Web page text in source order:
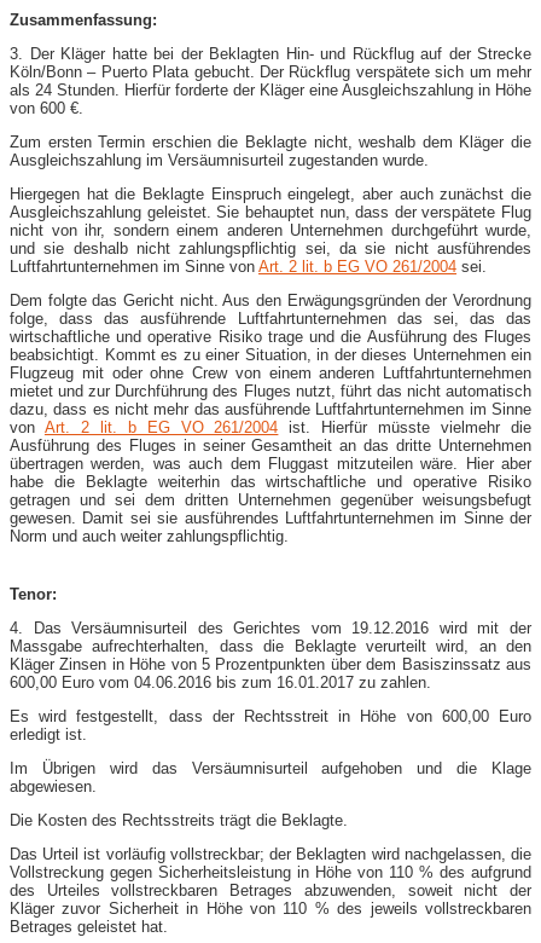
Zusammenfassung:
3. Der Kläger hatte bei der Beklagten Hin- und Rückflug auf der Strecke
Köln/Bonn – Puerto Plata gebucht. Der Rückflug verspätete sich um mehr
als 24 Stunden. Hierfür forderte der Kläger eine Ausgleichszahlung in Höhe
von 600 €.
Zum ersten Termin erschien die Beklagte nicht, weshalb dem Kläger die
Ausgleichszahlung im Versäumnisurteil zugestanden wurde.
Hiergegen hat die Beklagte Einspruch eingelegt, aber auch zunächst die
Ausgleichszahlung geleistet. Sie behauptet nun, dass der verspätete Flug
nicht von ihr, sondern einem anderen Unternehmen durchgeführt wurde,
und sie deshalb nicht zahlungspflichtig sei, da sie nicht ausführendes
Luftfahrtunternehmen im Sinne von Art. 2 lit. b EG VO 261/2004 sei.
Dem folgte das Gericht nicht. Aus den Erwägungsgründen der Verordnung
folge, dass das ausführende Luftfahrtunternehmen das sei, das das
wirtschaftliche und operative Risiko trage und die Ausführung des Fluges
beabsichtigt. Kommt es zu einer Situation, in der dieses Unternehmen ein
Flugzeug mit oder ohne Crew von einem anderen Luftfahrtunternehmen
mietet und zur Durchführung des Fluges nutzt, führt das nicht automatisch
dazu, dass es nicht mehr das ausführende Luftfahrtunternehmen im Sinne
von Art. 2 lit. b EG VO 261/2004 ist. Hierfür müsste vielmehr die
Ausführung des Fluges in seiner Gesamtheit an das dritte Unternehmen
übertragen werden, was auch dem Fluggast mitzuteilen wäre. Hier aber
habe die Beklagte weiterhin das wirtschaftliche und operative Risiko
getragen und sei dem dritten Unternehmen gegenüber weisungsbefugt
gewesen. Damit sei sie ausführendes Luftfahrtunternehmen im Sinne der
Norm und auch weiter zahlungspflichtig.
Tenor:
4. Das Versäumnisurteil des Gerichtes vom 19.12.2016 wird mit der
Massgabe aufrechterhalten, dass die Beklagte verurteilt wird, an den
Kläger Zinsen in Höhe von 5 Prozentpunkten über dem Basiszinssatz aus
600,00 Euro vom 04.06.2016 bis zum 16.01.2017 zu zahlen.
Es wird festgestellt, dass der Rechtsstreit in Höhe von 600,00 Euro
erledigt ist.
Im Übrigen wird das Versäumnisurteil aufgehoben und die Klage
abgewiesen.
Die Kosten des Rechtsstreits trägt die Beklagte.
Das Urteil ist vorläufig vollstreckbar; der Beklagten wird nachgelassen, die
Vollstreckung gegen Sicherheitsleistung in Höhe von 110 % des aufgrund
des Urteiles vollstreckbaren Betrages abzuwenden, soweit nicht der
Kläger zuvor Sicherheit in Höhe von 110 % des jeweils vollstreckbaren
Betrages geleistet hat.